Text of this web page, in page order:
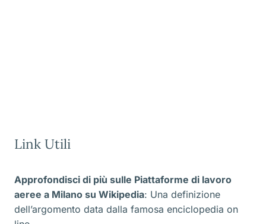
Link Utili
Approfondisci di più sulle Piattaforme di lavoro
aeree a Milano su Wikipedia: Una definizione
dell’argomento data dalla famosa enciclopedia on